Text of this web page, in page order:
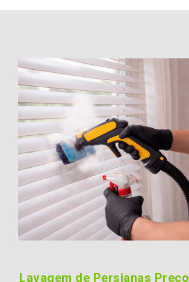
Lavagem de Persianas Preço